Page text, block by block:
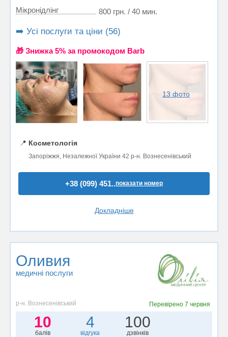
Мікронідлінг
800 грн. / 40 мин.
➡️ Усі послуги та ціни (56)
🎁 Знижка 5% за промокодом Barb
13 фото
📍 Косметологія
Запоріжжя, Незалежної України 42 р-н. Вознесенівський
+38 (099) 451..показати номер
Докладніше
Оливия
медичні послуги
р-н. Вознесенівський Перевірено 7 червня
10
балів
4
відгука
100
дзвінків